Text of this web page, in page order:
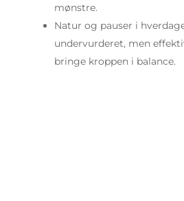
mønstre.
Natur og pauser i
undervurderet, men
bringe kroppen i balance.